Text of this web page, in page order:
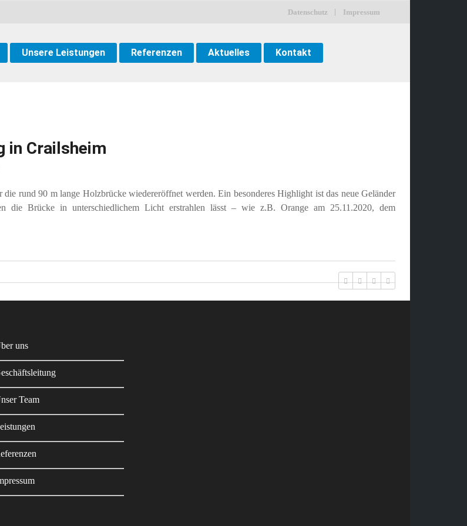
Datenschutz Impressum
Unsere Leistungen Referenzen Aktuelles Kontakt
in Crailsheim
rund 90 m lange Holzbrücke wiedereröffnet werden. Ein besonderes Highlight ist das neue Geländer
die Brücke in unterschiedlichem Licht erstrahlen lässt – wie z.B. Orange am 25.11.2020, dem
uns
Team